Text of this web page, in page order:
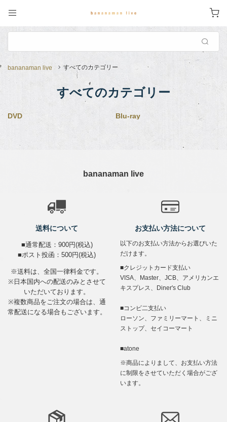
bananaman live すべてのカテゴリー
すべてのカテゴリー
DVD Blu-ray
bananaman live